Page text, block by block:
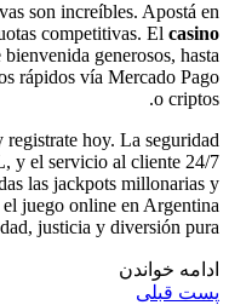
son increíbles. Apostá en
competitivas. El casino
generosos, hasta
rápidos vía Mercado Pago
o criptos.
registrate hoy. La seguridad
y el servicio al cliente 24/7
las jackpots millonarias y
juego online en Argentina
justicia y diversión pura.
ادامه خواندن
پست قبلی